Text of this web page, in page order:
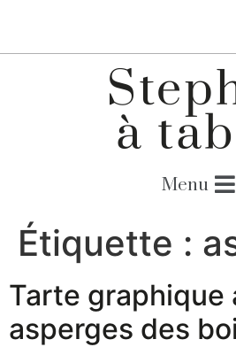
Étiquette :
Tarte graphique
asperges des